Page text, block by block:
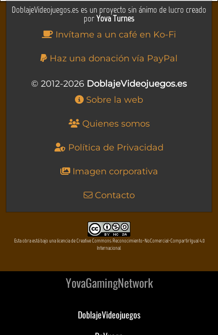
DoblajeVideojuegos.es es un proyecto sin ánimo de lucro creado
porYova Turnes
Invítame a un café en Ko-Fi
Haz una donación vía PayPal
© 2012-2026 DoblajeVideojuegos.es
Sobre la web
Quienes somos
Política de Privacidad
Imagen corporativa
Contacto
Esta obra está bajo una licencia de Creative Commons Reconocimiento-NoComercial-CompartirIgual 4.0
Internacional
YovaGamingNetwork
DoblajeVideojuegos